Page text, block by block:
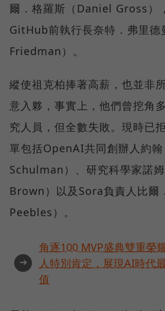
爾．格羅斯（Daniel Gross）
GitHub前執行長奈特．弗里德
Friedman）。
縱使祖克柏捧著高薪，也並非
意入夥，事實上，他們曾挖角
究人員，但全數失敗。現時已
單包括OpenAI共同創辦人約
Schulman）、研究科學家諾
Brown）以及Sora負責人比爾
Peebles）。
➜
角逐100 MVP盛典雙重榮
人特別肯定，展現AI時代
值